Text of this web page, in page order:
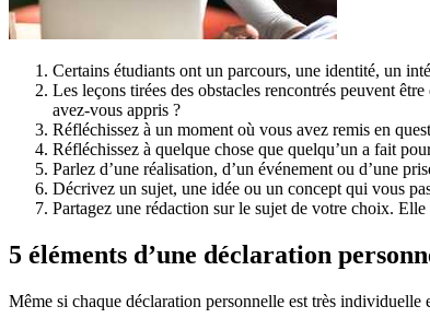
Certains étudiants ont un parcours, une identité, un
Les leçons tirées des obstacles rencontrés peuvent
avez-vous appris ?
Réfléchissez à un moment où vous avez remis en
Réfléchissez à quelque chose que quelqu’un a fait
Parlez d’une réalisation, d’un événement ou d’une
Décrivez un sujet, une idée ou un concept qui vous
Partagez une rédaction sur le sujet de votre choix.
5 éléments d’une déclaration
Même si chaque déclaration personnelle est très individuelle